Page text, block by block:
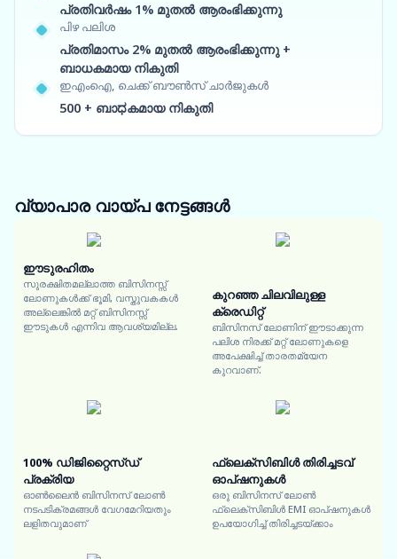
പ്രതിവർഷം 1% മുതൽ ആരംഭിക്കുന്നു
പിഴ പലിശ
പ്രതിമാസം 2% മുതൽ ആരംഭിക്കുന്നു +
ബാധകമായ നികുതി
ഇഎംഐ, ചെക്ക് ബൗൺസ് ചാർജുകൾ
500 + ബാಧകമായ നികുതി
വ്യാപാര വായ്പനേട്ടങ്ങൾ
ഈടുരഹിതം
സുരക്ഷിതമല്ലാത്ത ബിസിനസ്സ്
ലോണുകൾക്ക് ഭൂമി, വസ്തുവകകൾ
അല്ലെങ്കിൽ മറ്റ് ബിസിനസ്സ്
ഈടുകൾ എന്നിവ ആവശ്യമില്ല.
കുറഞ്ഞ ചിലവിലുള്ള
ക്രെഡിറ്റ്
ബിസിനസ് ലോണിന് ഈടാക്കുന്ന
പലിശ നിരക്ക് മറ്റ് ലോണുകളെ
അപേക്ഷിച്ച് താരതമ്യേന
കുറവാണ്.
100% ഡിജിറ്റൈസ്ഡ്
പ്രക്രിയ
ഓൺലൈൻ ബിസിനസ് ലോൺ
നടപടിക്രമങ്ങൾ വേഗമേറിയതും
ലളിതവുമാണ്
ഫ്ലെക്സിബിൾ തിരിച്ചടവ്
ഓപ്ഷനുകൾ
ഒരു ബിസിനസ് ലോൺ
ഫ്ലെക്സിബിൾ EMI ഓപ്ഷനുകൾ
ഉപയോഗിച്ച് തിരിച്ചടയ്ക്കാം